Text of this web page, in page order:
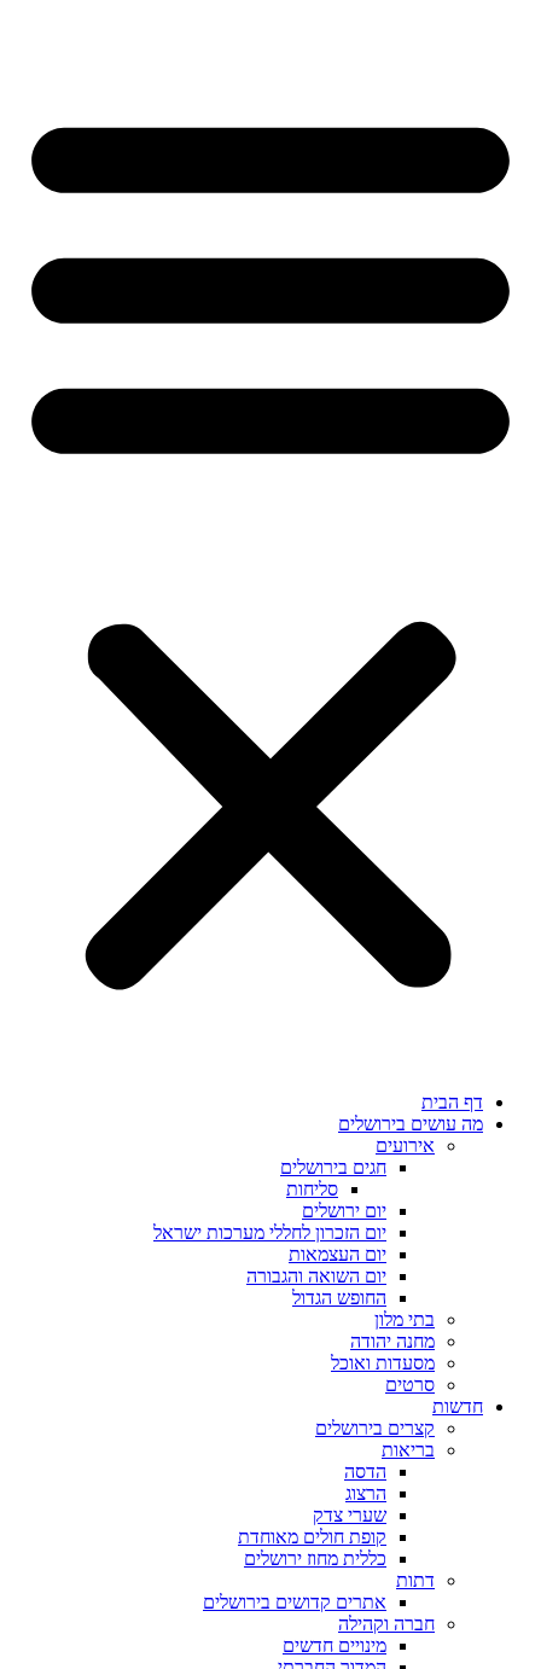
דף הבית
מה עושים בירושלים
אירועים
חגים בירושלים
סליחות
יום ירושלים
יום הזכרון לחללי מערכות ישראל
יום העצמאות
יום השואה והגבורה
החופש הגדול
בתי מלון
מחנה יהודה
מסעדות ואוכל
סרטים
חדשות
קצרים בירושלים
בריאות
הדסה
הרצוג
שערי צדק
קופת חולים מאוחדת
כללית מחוז ירושלים
דתות
אתרים קדושים בירושלים
חברה וקהילה
מינויים חדשים